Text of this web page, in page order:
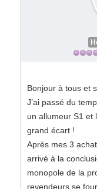
Bonjour à tous et
J’ai passé du
un allumeur S1 et
grand écart !
Après mes 3
arrivé à la
monopole de la
revendeurs se